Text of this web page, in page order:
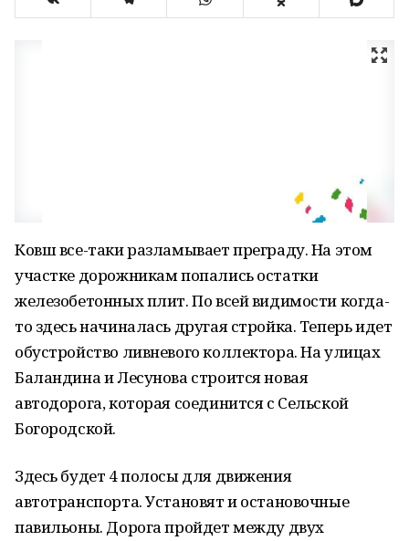
Ковш все-таки разламывает преграду. На этом
участке дорожникам попались остатки
железобетонных плит. По всей видимости когда-
то здесь начиналась другая стройка. Теперь идет
обустройство ливневого коллектора. На улицах
Баландина и Лесунова строится новая
автодорога, которая соединится с Сельской
Богородской.
Здесь будет 4 полосы для движения
автотранспорта. Установят и остановочные
павильоны. Дорога пройдет между двух